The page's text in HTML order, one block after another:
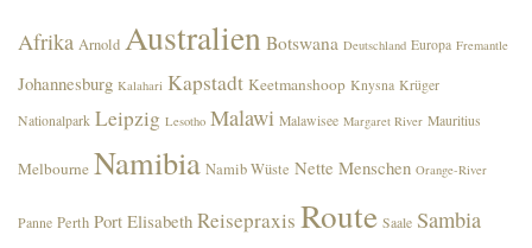
Afrika Arnold Australien Botswana Deutschland Europa Fremantle
Johannesburg Kalahari Kapstadt Keetmanshoop Knysna Krüger
Nationalpark Leipzig Lesotho Malawi Malawisee Margaret River Mauritius
Melbourne Namibia Namib Wüste Nette Menschen Orange-River
Panne Perth Port Elisabeth Reisepraxis Route Saale Sambia